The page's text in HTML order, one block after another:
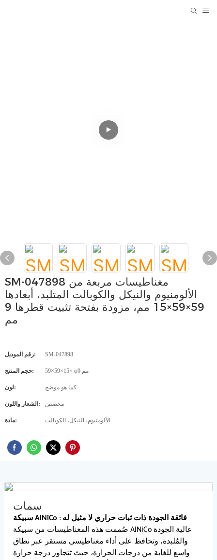
SM-047898 مغناطيسات مربعة من
الألومنيوم والنيكل والكوبالت المتلبد، أبعادها
59×59×15 مم، مزودة بفتحة تثبيت قطرها 9
مم
رقم الموديل: SM-047898
حجم المنتج: 59×59×15× φ9 مم
لون: كما هو موضح
الشعار واللون: مخصص
مادة: الألومنيوم، النيكل، الكوبالت
سمات
سبيكة AlNiCo فائقة الجودة ذات ثبات حراري لا مثيل له :
صُممت هذه المغناطيسات من سبيكة AlNiCo عالية الجودة
والمُلبدة، وتحافظ على أداء مغناطيسي مستقر عبر نطاق
واسع للغاية من درجات الحرارة، حيث تتجاوز درجة حرارة